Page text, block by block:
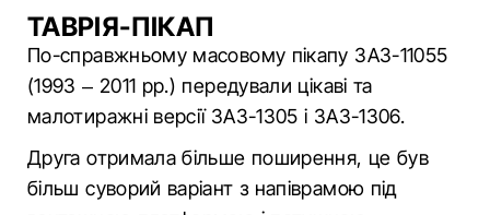
ТАВРІЯ-ПІКАП
По-справжньому масовому пікапу ЗАЗ-11055
(1993 – 2011 рр.) передували цікаві та
малотиражні версії ЗАЗ-1305 і ЗАЗ-1306.
Друга отримала більше поширення, це був
більш суворий варіант з напіврамою під